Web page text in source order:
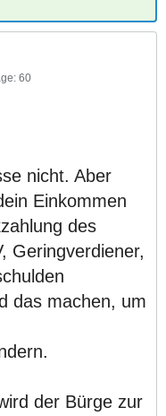
60
nicht. Aber
Einkommen
des
Geringverdiener,
das machen, um
der Bürge zur